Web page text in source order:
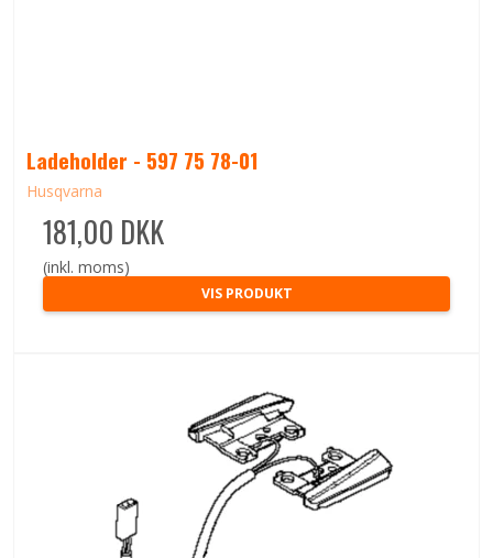
Ladeholder - 597 75 78-01
Husqvarna
181,00 DKK
(inkl. moms)
VIS PRODUKT